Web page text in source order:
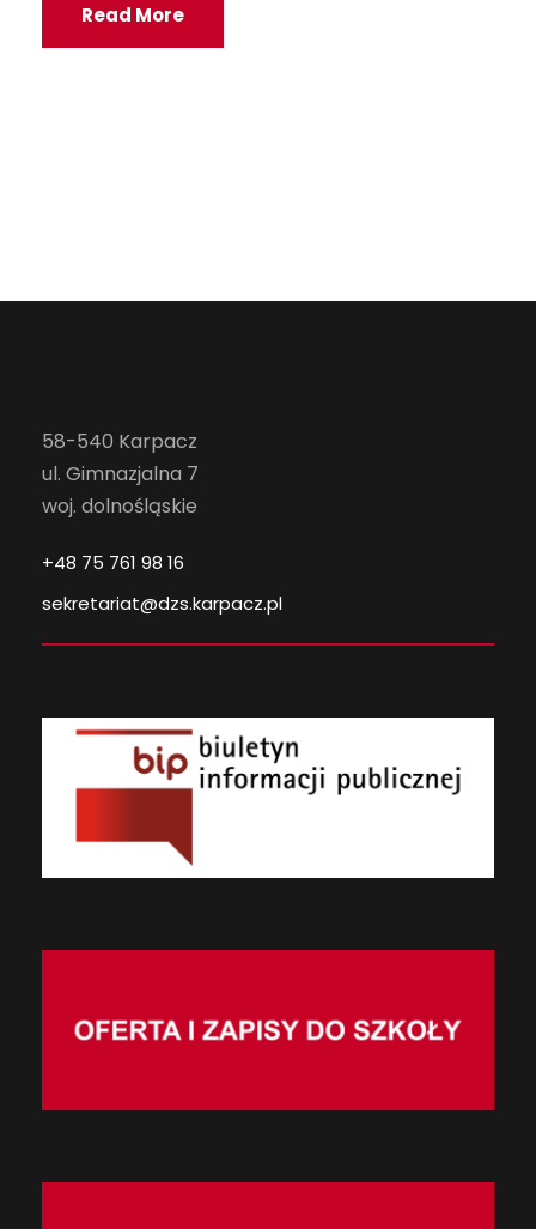
Read More
58-540 Karpacz
ul. Gimnazjalna 7
woj. dolnośląskie
+48 75 761 98 16
sekretariat@dzs.karpacz.pl